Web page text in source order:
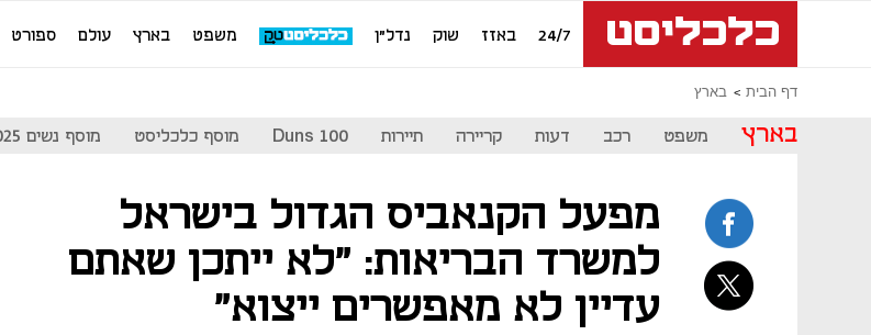
24/7 באזז שוק נדל"ן משפט בארץ עולם ספורט
דף הבית בארץ
בארץ משפט רכב דעות קריירה תיירות Duns 100 מוסף כלכליסט מוסף נשים 2025
מפעל הקנאביס הגדול בישראל
למשרד הבריאות: "לא ייתכן שאתם
עדיין לא מאפשרים ייצוא"